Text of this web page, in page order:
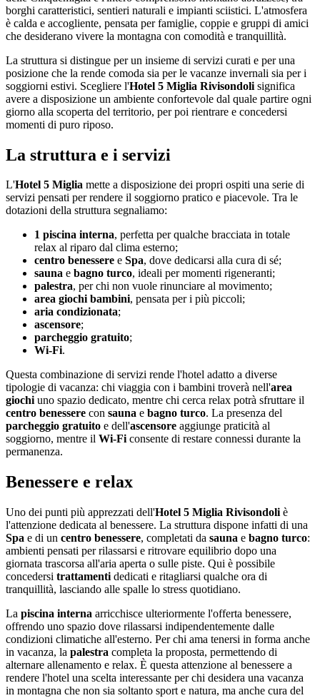
borghi caratteristici, sentieri naturali e impianti sciistici. L'atmosfera
è calda e accogliente, pensata per famiglie, coppie e gruppi di amici
che desiderano vivere la montagna con comodità e tranquillità.
La struttura si distingue per un insieme di servizi curati e per una
posizione che la rende comoda sia per le vacanze invernali sia per i
soggiorni estivi. Scegliere l'Hotel 5 Miglia Rivisondoli significa
avere a disposizione un ambiente confortevole dal quale partire ogni
giorno alla scoperta del territorio, per poi rientrare e concedersi
momenti di puro riposo.
La struttura e i servizi
L'Hotel 5 Miglia mette a disposizione dei propri ospiti una serie di
servizi pensati per rendere il soggiorno pratico e piacevole. Tra le
dotazioni della struttura segnaliamo:
1 piscina interna, perfetta per qualche bracciata in totale
relax al riparo dal clima esterno;
centro benessere e Spa, dove dedicarsi alla cura di sé;
sauna e bagno turco, ideali per momenti rigeneranti;
palestra, per chi non vuole rinunciare al movimento;
area giochi bambini, pensata per i più piccoli;
aria condizionata;
ascensore;
parcheggio gratuito;
Wi-Fi.
Questa combinazione di servizi rende l'hotel adatto a diverse
tipologie di vacanza: chi viaggia con i bambini troverà nell'area
giochiuno spazio dedicato, mentre chi cerca relax potrà sfruttare il
centro benessere con sauna e bagno turco. La presenza del
parcheggio gratuito e dell'ascensore aggiunge praticità al
soggiorno, mentre il Wi-Ficonsente di restare connessi durante la
permanenza.
Benessere e relax
Uno dei punti più apprezzati dell'Hotel 5 Miglia Rivisondoli è
l'attenzione dedicata al benessere. La struttura dispone infatti di una
Spa e di un centro benessere, completati da sauna e bagno turco:
ambienti pensati per rilassarsi e ritrovare equilibrio dopo una
giornata trascorsa all'aria aperta o sulle piste. Qui è possibile
concedersi trattamenti dedicati e ritagliarsi qualche ora di
tranquillità, lasciando alle spalle lo stress quotidiano.
La piscina interna arricchisce ulteriormente l'offerta benessere,
offrendo uno spazio dove rilassarsi indipendentemente dalle
condizioni climatiche all'esterno. Per chi ama tenersi in forma anche
in vacanza, la palestra completa la proposta, permettendo di
alternare allenamento e relax. È questa attenzione al benessere a
rendere l'hotel una scelta interessante per chi desidera una vacanza
in montagna che non sia soltanto sport e natura, ma anche cura del